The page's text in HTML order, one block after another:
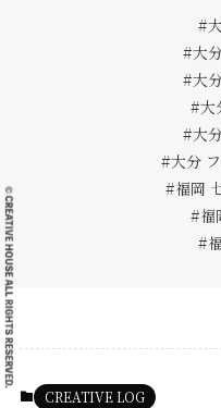
#
#大
#大
#大
#大
#大分
#福岡
#福
#
CREATIVE LOG